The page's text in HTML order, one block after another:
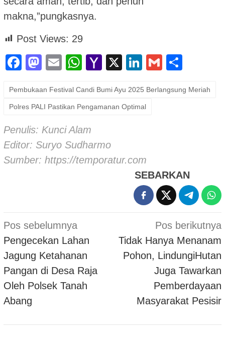
makna,”pungkasnya.
Post Views: 29
Facebook
Mastodon
EmailWhatsApp
Yahoo
X LinkedIn
Gmail
Pembukaan Festival Candi Bumi Ayu 2025 Berlangsung Meriah
Polres PALI Pastikan Pengamanan Optimal
Penulis: Kunci Alam
Editor: Suryo Sudharmo
Sumber: https://temporatur.com
SEBARKAN
Navigasi
pos
Pos sebelumnya
Pengecekan Lahan
Jagung Ketahanan
Pangan di Desa Raja
Oleh Polsek Tanah
Abang
Pos berikutnya
Tidak Hanya Menanam
Pohon, LindungiHutan
Juga Tawarkan
Pemberdayaan
Masyarakat Pesisir